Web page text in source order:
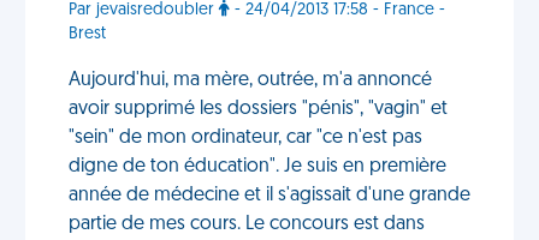
Par jevaisredoubler
- 24/04/2013 17:58 - France -
Brest
Aujourd'hui, ma mère, outrée, m'a annoncé
avoir supprimé les dossiers "pénis", "vagin" et
"sein" de mon ordinateur, car "ce n'est pas
digne de ton éducation". Je suis en première
année de médecine et il s'agissait d'une grande
partie de mes cours. Le concours est dans